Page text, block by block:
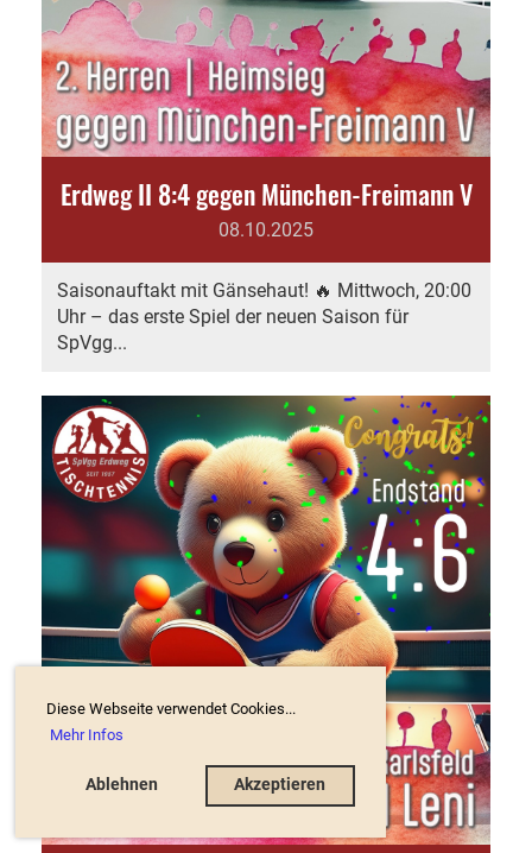
Diese Webseite verwendet Cookies...
Mehr Infos
Ablehnen Akzeptieren
Erdweg II 8:4 gegen München-Freimann V
08.10.2025
Saisonauftakt mit Gänsehaut! 🔥 Mittwoch, 20:00
Uhr – das erste Spiel der neuen Saison für
SpVgg...